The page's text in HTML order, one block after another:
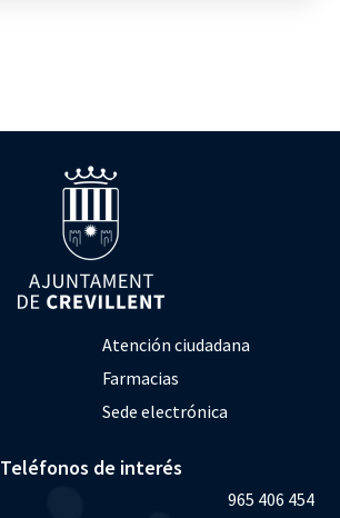
Atención ciudadana
Farmacias
Sede electrónica
Teléfonos de interés
965 406 454